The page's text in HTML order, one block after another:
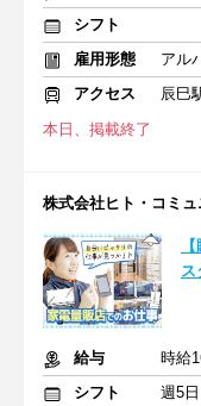
シフト
雇用形態
アル
アクセス
辰巳
本日、掲載終了
株式会社ヒト・コミ
ス
給与
シフト
週5